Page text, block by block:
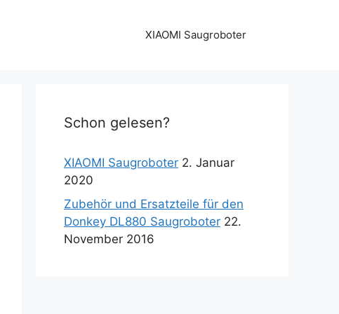
XIAOMI Saugroboter
Schon gelesen?
XIAOMI Saugroboter 2. Januar
2020
Zubehör und Ersatzteile für den
Donkey DL880 Saugroboter 22.
November 2016